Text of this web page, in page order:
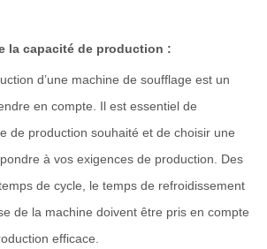
la capacité de production :
d’une machine de soufflage est un
en compte. Il est essentiel de
de production souhaité et de choisir une
à vos exigences de production. Des
de cycle, le temps de refroidissement
de la machine doivent être pris en compte
efficace.